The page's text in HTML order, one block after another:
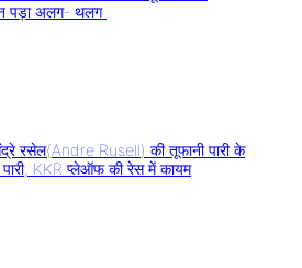
पड़ा अलग- थलग
रसेल(Andre Rusell) की तूफानी पारी के
पारी, KKR प्लेऑफ की रेस में कायम